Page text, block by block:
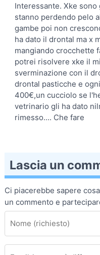
Interessante. Xke
stanno perdendo pelo
gambe poi non
ha dato il drontal ma x
mangiando crocchette
potrei risolvere xke il
sverminazione con il
drontal pasticche e
400€,un cucciolo se
vetrinario gli ha dato
rimesso.... Che fare
Lascia un
Ci piacerebbe sapere
un commento e